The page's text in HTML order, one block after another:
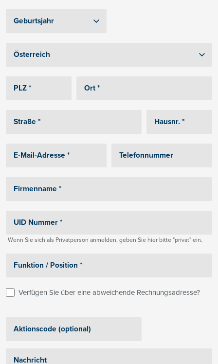
Wenn Sie sich als Privatperson anmelden, geben Sie hier bitte "privat" ein.
Verfügen Sie über eine abweichende Rechnungsadresse?